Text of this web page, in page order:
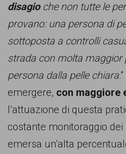
disagioche non tutte le
provano: una persona di
sottoposta a controlli
strada con molta maggior
persona dalla pelle chiara
emergere, con maggiore
l’attuazione di questa
costante monitoraggio dei
emersa un’alta